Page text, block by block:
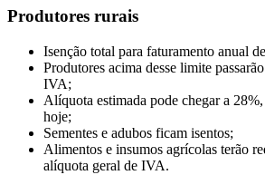
Produtores rurais
Isenção total para faturamento anual
Produtores acima desse limite
IVA;
Alíquota estimada pode chegar a
hoje;
Sementes e adubos ficam isentos;
Alimentos e insumos agrícolas terão
alíquota geral de IVA.